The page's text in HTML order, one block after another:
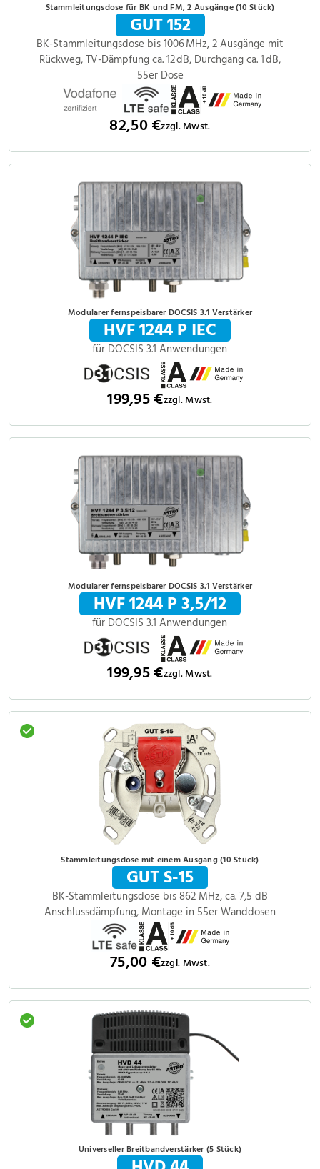
Stammleitungsdose für BK und FM, 2 Ausgänge (10 Stück)
GUT 152
BK-Stammleitungsdose bis 1006 MHz, 2 Ausgänge mit
Rückweg, TV-Dämpfung ca. 12 dB, Durchgang ca. 1 dB,
55er Dose
82,50 €zzgl. Mwst.
Modularer fernspeisbarer DOCSIS 3.1 Verstärker
HVF 1244 P IEC
für DOCSIS 3.1 Anwendungen
199,95 €zzgl. Mwst.
Modularer fernspeisbarer DOCSIS 3.1 Verstärker
HVF 1244 P 3,5/12
für DOCSIS 3.1 Anwendungen
199,95 €zzgl. Mwst.
Stammleitungsdose mit einem Ausgang (10 Stück)
GUT S-15
BK-Stammleitungsdose bis 862 MHz, ca. 7,5 dB
Anschlussdämpfung, Montage in 55er Wanddosen
75,00 €zzgl. Mwst.
Universeller Breitbandverstärker (5 Stück)